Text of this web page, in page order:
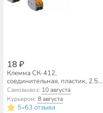
18 ₽
Клемма СК-412,
соединительная, пластик, 2.5
мм², TDM Electric, SQ0527-0001
Самовывоз: 10 августа
Курьером:8 августа
5•63 отзыва